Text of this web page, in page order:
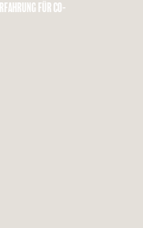
FÜR CO-